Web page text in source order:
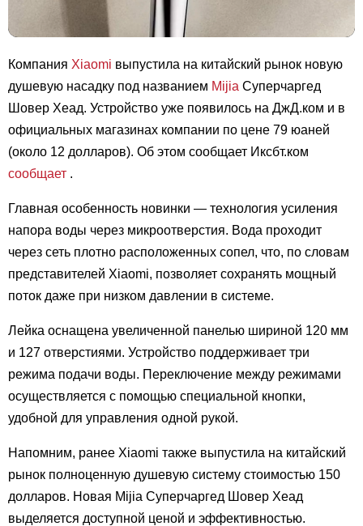
Компания Xiaomi выпустила на китайский рынок новую
душевую насадку под названием Mijia Суперчаргед
Шовер Хеад. Устройство уже появилось на ДжД.ком и в
официальных магазинах компании по цене 79 юаней
(около 12 долларов). Об этом сообщает Иксбт.ком
сообщает .
Главная особенность новинки — технология усиления
напора воды через микроотверстия. Вода проходит
через сеть плотно расположенных сопел, что, по словам
представителей Xiaomi, позволяет сохранять мощный
поток даже при низком давлении в системе.
Лейка оснащена увеличенной панелью шириной 120 мм
и 127 отверстиями. Устройство поддерживает три
режима подачи воды. Переключение между режимами
осуществляется с помощью специальной кнопки,
удобной для управления одной рукой.
Напомним, ранее Xiaomi также выпустила на китайский
рынок полноценную душевую систему стоимостью 150
долларов. Новая Mijia Суперчаргед Шовер Хеад
выделяется доступной ценой и эффективностью.